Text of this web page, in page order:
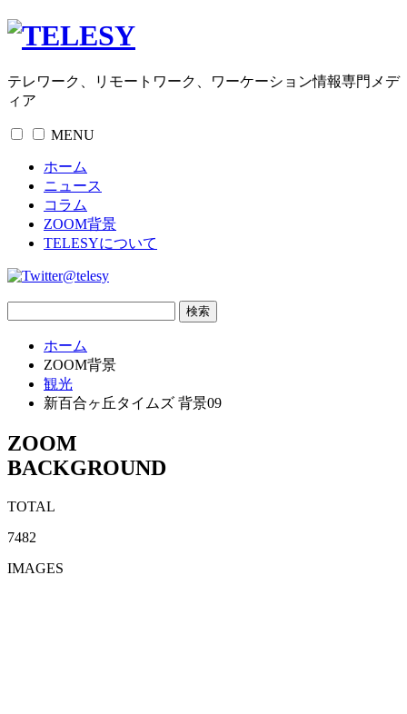
テレワーク、リモートワーク、ワーケーション情報専門メデ
ィア
MENU
ホーム
ニュース
コラム
ZOOM背景
TELESYについて
@telesy
ホーム
ZOOM背景
観光
新百合ヶ丘タイムズ 背景09
ZOOM
BACKGROUND
TOTAL
7482
IMAGES